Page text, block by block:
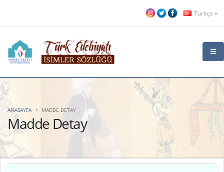
Türkçe
Madde Detay
ANASAYFA MADDE DETAY